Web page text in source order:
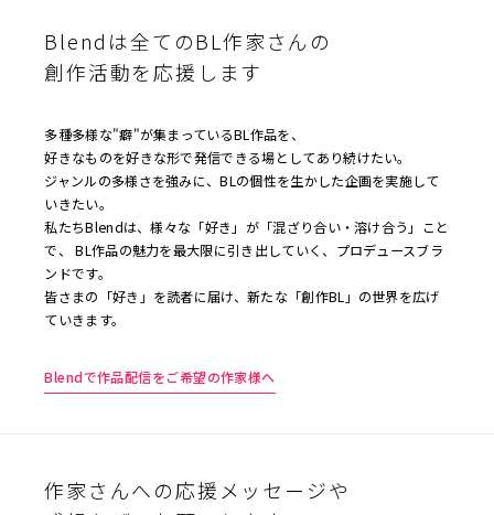
Blendは全てのBL作家さんの
創作活動を応援します
多種多様な"癖"が集まっているBL作品を、
好きなものを好きな形で発信できる場としてあり続けたい。
ジャンルの多様さを強みに、BLの個性を生かした企画を実施して
いきたい。
私たちBlendは、様々な「好き」が「混ざり合い・溶け合う」こと
で、 BL作品の魅力を最大限に引き出していく、プロデュースブラ
ンドです。
皆さまの「好き」を読者に届け、新たな「創作BL」の世界を広げ
ていきます。
Blendで作品配信をご希望の作家様へ
作家さんへの応援メッセージや